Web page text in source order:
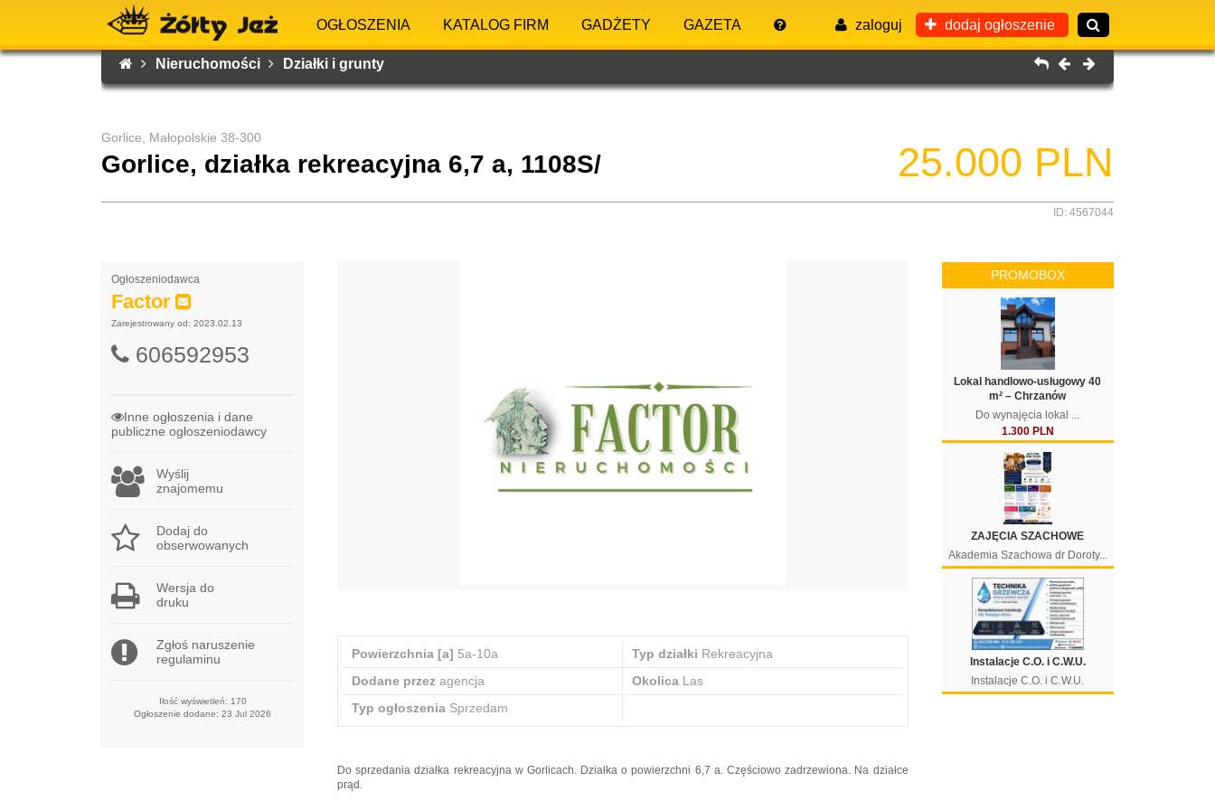
OGŁOSZENIA KATALOG FIRM GADŻETY GAZETA zaloguj dodaj ogłoszenie
Nieruchomości Działki i grunty
Gorlice, Małopolskie 38-300
Gorlice, działka rekreacyjna 6,7 a, 1108S/ 25.000 PLN
ID: 4567044
Powierzchnia [a] 5a-10a Typ działki Rekreacyjna
Dodane przez agencja Okolica Las
Typ ogłoszenia Sprzedam
Do sprzedania działka rekreacyjna w Gorlicach. Działka o powierzchni 6,7 a. Częściowo zadrzewiona. Na działce
prąd.
Ogłoszeniodawca
Factor
Zarejestrowany od: 2023.02.13
606592953
Inne ogłoszenia i dane
publiczne ogłoszeniodawcy
Wyślij
znajomemu
Dodaj do
obserwowanych
Wersja do
druku
Zgłoś naruszenie
regulaminu
Ilość wyświetleń: 170
Ogłoszenie dodane: 23 Jul 2026
PROMOBOX
Lokal handlowo-usługowy 40
m² – Chrzanów
Do wynajęcia lokal ...
1.300 PLN
ZAJĘCIA SZACHOWE
Akademia Szachowa dr Doroty...
Instalacje C.O. i C.W.U.
Instalacje C.O. i C.W.U.